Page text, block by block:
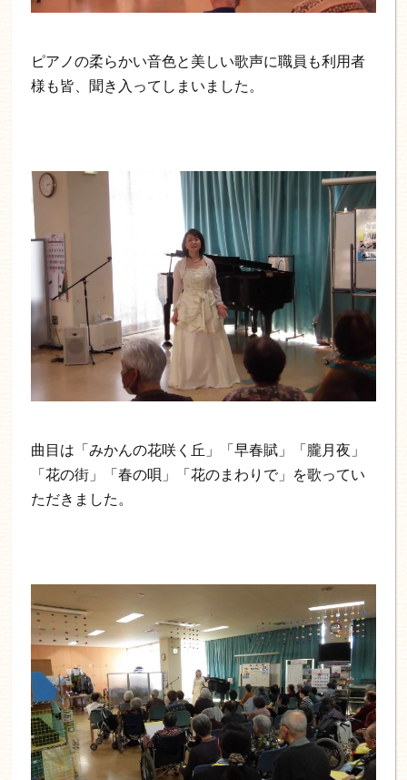
ピアノの柔らかい音色と美しい歌声に職員も利用者
様も皆、聞き入ってしまいました。
曲目は「みかんの花咲く丘」「早春賦」「朧月夜」
「花の街」「春の唄」「花のまわりで」を歌ってい
ただきました。